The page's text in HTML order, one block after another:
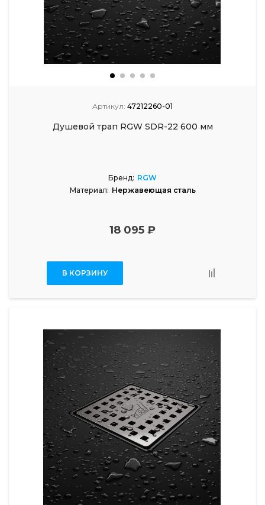
Артикул: 47212260-01
Душевой трап RGW SDR-22 600 мм
Бренд: RGW
Материал: Нержавеющая сталь
18 095 ₽
В КОРЗИНУ